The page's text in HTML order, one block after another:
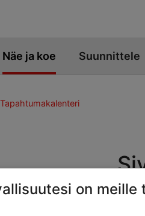
Näe ja koe Suunnittele
Tapahtumakalenteri
on